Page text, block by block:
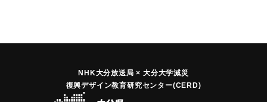
NHK大分放送局 × 大分大学減災
復興デザイン教育研究センター(CERD)